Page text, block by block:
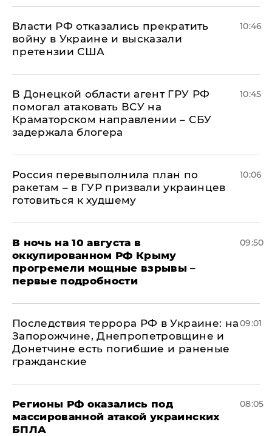
Власти РФ отказались прекратить
войну в Украине и высказали
претензии США
10:46
В Донецкой области агент ГРУ РФ
помогал атаковать ВСУ на
Краматорском направлении – СБУ
задержала блогера
10:45
Россия перевыполнила план по
ракетам – в ГУР призвали украинцев
готовиться к худшему
10:06
В ночь на 10 августа в
оккупированном РФ Крыму
прогремели мощные взрывы –
первые подробности
09:50
Последствия террора РФ в Украине: на
Запорожчине, Днепропетровщине и
Донетчине есть погибшие и раненые
гражданские
09:01
Регионы РФ оказались под
массированной атакой украинских
БПЛА
08:05